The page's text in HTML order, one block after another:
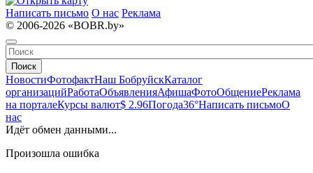
Написать письмо О нас Реклама
© 2006-2026 «BOBR.by»
Поиск
НовостиФотофактНаш БобруйскКаталог
организацийРаботаОбъявленияАфишаФотоОбщениеРеклама
на порталеКурсы валют$ 2.96Погода36°Написать письмоО
нас
Идёт обмен данными...
Произошла ошибка